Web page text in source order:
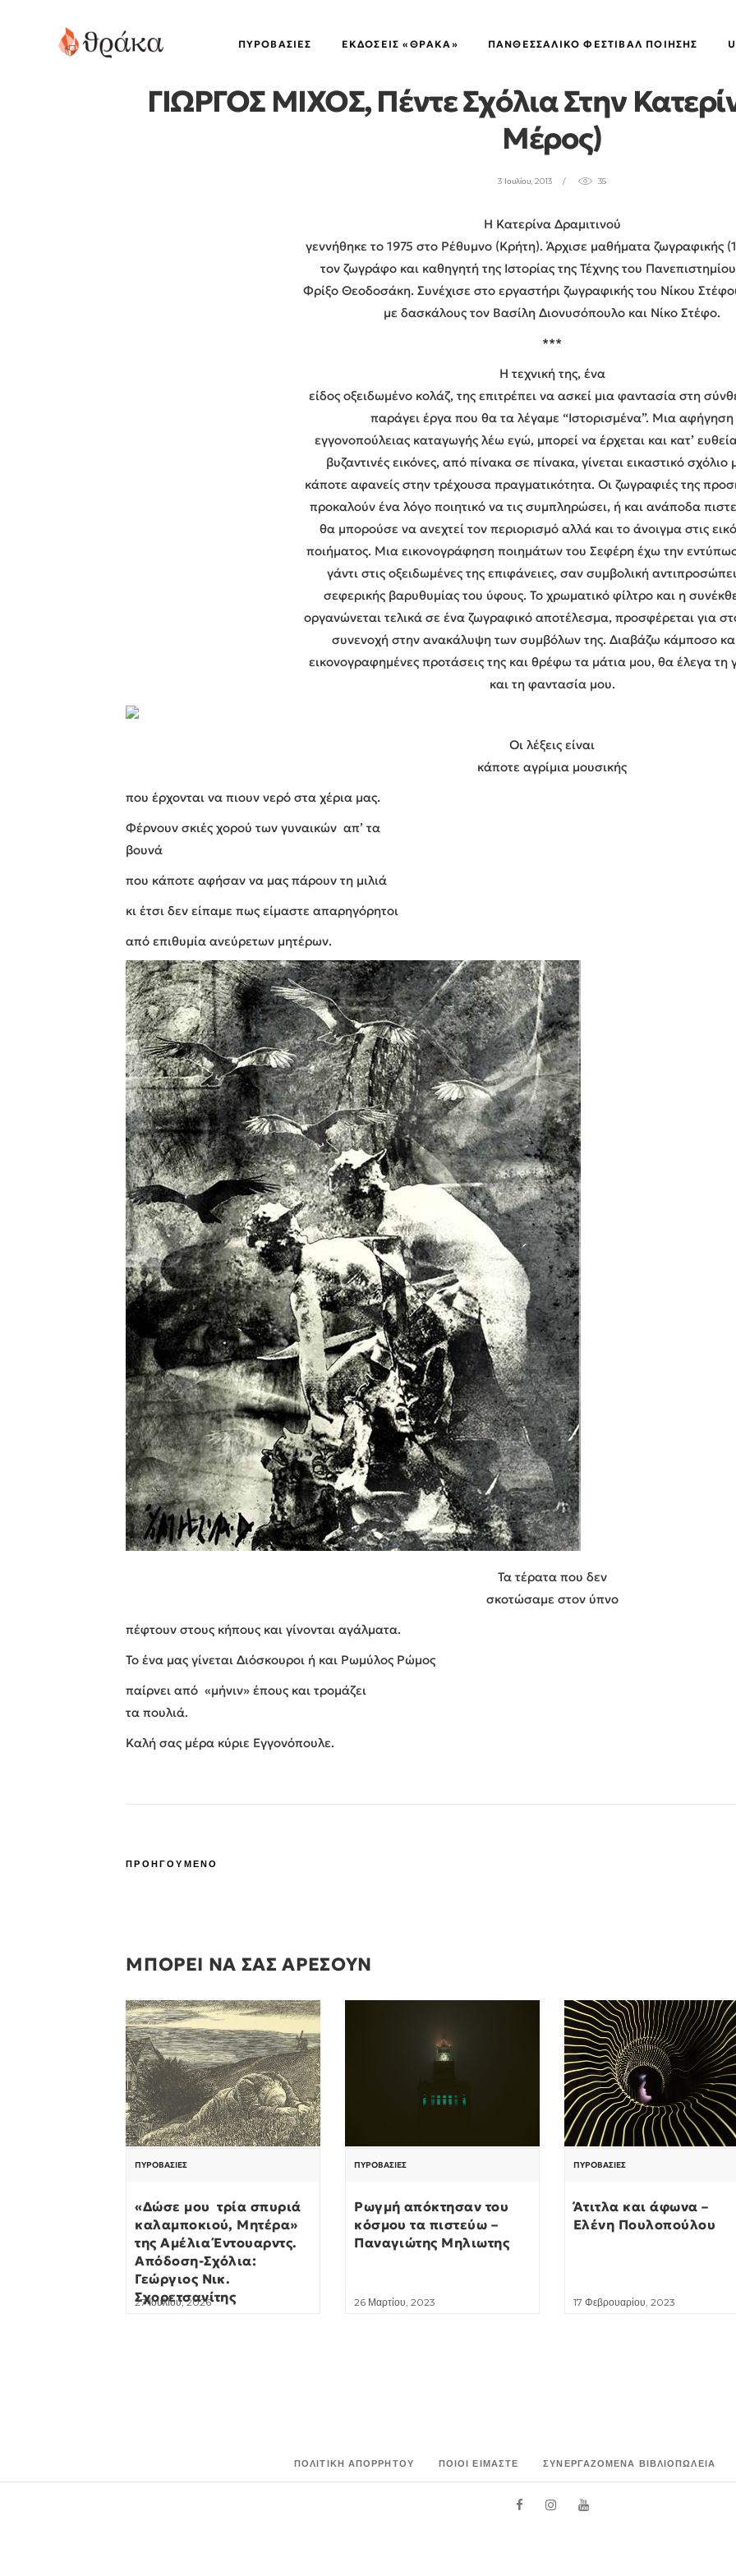
ΠΥΡΟΒΑΣΊΕΣ EΚΔΌΣΕΙΣ «ΘΡΑΚΑ» ΠΑΝΘΕΣΣΑΛΙΚΌ ΦΕΣΤΙΒΆΛ ΠΟΊΗΣΗΣ
ΠΥΡΟΒΑΣΊΕΣ
ΓΙΩΡΓΟΣ ΜΙΧΟΣ, Πέντε Σχόλια Στην
Μέρος)
3 Ιουλίου, 2013 35
Η Κατερίνα Δραμιτινού
γεννήθηκε το 1975 στο Ρέθυμνο (Κρήτη). Άρχισε μαθήματα ζωγραφικής
τον ζωγράφο και καθηγητή της Ιστορίας της Τέχνης του
Φρίξο Θεοδοσάκη. Συνέχισε στο εργαστήρι ζωγραφικής του Νίκου
με δασκάλους τον Βασίλη Διονυσόπουλο και Νίκο Στέφο.
***
Η τεχνική της, ένα
είδος οξειδωμένο κολάζ, της επιτρέπει να ασκεί μια φαντασία στη
παράγει έργα που θα τα λέγαμε “Ιστορισμένα”. Μια αφήγηση
εγγονοπούλειας καταγωγής λέω εγώ, μπορεί να έρχεται και κατ’
βυζαντινές εικόνες, από πίνακα σε πίνακα, γίνεται εικαστικό σχόλιο
κάποτε αφανείς στην τρέχουσα πραγματικότητα. Οι ζωγραφιές της
προκαλούν ένα λόγο ποιητικό να τις συμπληρώσει, ή και ανάποδα
θα μπορούσε να ανεχτεί τον περιορισμό αλλά και το άνοιγμα στις
ποιήματος. Μια εικονογράφηση ποιημάτων του Σεφέρη έχω την
γάντι στις οξειδωμένες της επιφάνειες, σαν συμβολική
σεφερικής βαρυθυμίας του ύφους. Το χρωματικό φίλτρο και η
οργανώνεται τελικά σε ένα ζωγραφικό αποτέλεσμα, προσφέρεται για
συνενοχή στην ανακάλυψη των συμβόλων της. Διαβάζω κάμποσο
εικονογραφημένες προτάσεις της και θρέφω τα μάτια μου, θα έλεγα τη
και τη φαντασία μου.
Οι λέξεις είναι
κάποτε αγρίμια μουσικής
που έρχονται να πιουν νερό στα χέρια μας.
Φέρνουν σκιές χορού των γυναικών απ’ τα
βουνά
που κάποτε αφήσαν να μας πάρουν τη μιλιά
κι έτσι δεν είπαμε πως είμαστε απαρηγόρητοι
από επιθυμία ανεύρετων μητέρων.
Τα τέρατα που δεν
σκοτώσαμε στον ύπνο
πέφτουν στους κήπους και γίνονται αγάλματα.
Το ένα μας γίνεται Διόσκουροι ή και Ρωμύλος Ρώμος
παίρνει από «μήνιν» έπους και τρομάζει
τα πουλιά.
Καλή σας μέρα κύριε Εγγονόπουλε.
ΠΡΟΗΓΟΥΜΕΝΟ
ΜΠΟΡΕΙ ΝΑ ΣΑΣ ΑΡΕΣΟΥΝ
ΠΥΡΟΒΑΣΊΕΣ
«Δώσε μου τρία σπυριά
καλαμποκιού, Μητέρα»
της Αμέλια Έντουαρντς.
Απόδοση-Σχόλια:
Γεώργιος Νικ.
Σχορετσανίτης
27 Ιουλίου, 2026
ΠΥΡΟΒΑΣΊΕΣ
Ρωγμή απόκτησαν του
κόσμου τα πιστεύω –
Παναγιώτης Μηλιωτης
26 Μαρτίου, 2023
ΠΥΡΟΒΑΣΊΕΣ
Άτιτλα και άφωνα –
Ελένη Πουλοπούλου
17 Φεβρουαρίου, 2023
ΠΟΛΙΤΙΚΉ ΑΠΟΡΡΉΤΟΥ ΠΟΙΟΙ ΕΊΜΑΣΤΕ ΣΥΝΕΡΓΑΖΌΜΕΝΑ ΒΙΒΛΙΟΠΩΛΕΊΑ